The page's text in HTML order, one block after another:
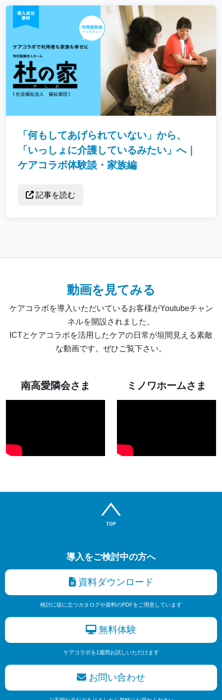
「何もしてあげられていない」から、
「いっしょに介護しているみたい」へ｜
ケアコラボ体験談・家族編
記事を読む
動画を見てみる
ケアコラボを導入いただいているお客様がYoutubeチャン
ネルを開設されました。
ICTとケアコラボを活用したケアの日常が垣間見える素敵
な動画です。ぜひご覧下さい。
南高愛隣会さま ミノワホームさま
導入をご検討中の方へ
資料ダウンロード
検討に役に立つカタログや資料のPDFをご用意しています
無料体験
ケアコラボを1週間お試しいただけます
お問い合わせ